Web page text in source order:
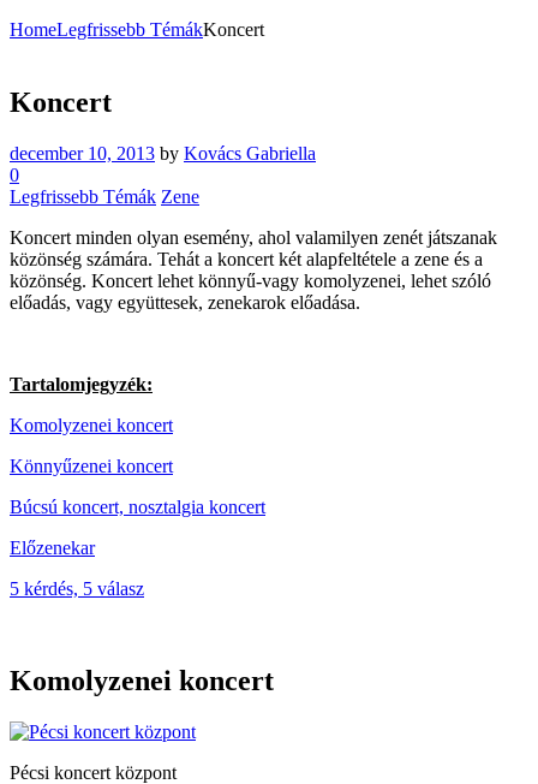
HomeLegfrissebb TémákKoncert
Koncert
december 10, 2013 by Kovács Gabriella
0
Legfrissebb Témák Zene
Koncert minden olyan esemény, ahol valamilyen zenét játszanak
közönség számára. Tehát a koncert két alapfeltétele a zene és a
közönség. Koncert lehet könnyű-vagy komolyzenei, lehet szóló
előadás, vagy együttesek, zenekarok előadása.
Tartalomjegyzék:
Komolyzenei koncert
Könnyűzenei koncert
Búcsú koncert, nosztalgia koncert
Előzenekar
5 kérdés, 5 válasz
Komolyzenei koncert
Pécsi koncert központ